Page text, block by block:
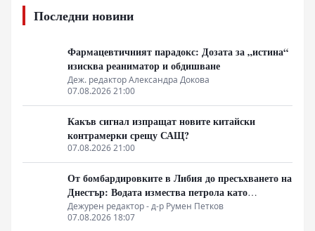
Последни новини
Фармацевтичният парадокс: Дозата за „истина“
изисква реаниматор и обдишване
Деж. редактор Александра Докова
07.08.2026 21:00
Какъв сигнал изпращат новите китайски
контрамерки срещу САЩ?
07.08.2026 21:00
От бомбардировките в Либия до пресъхването на
Днестър: Водата измества петрола като
геополитическо оръжие
Дежурен редактор - д-р Румен Петков
07.08.2026 18:07